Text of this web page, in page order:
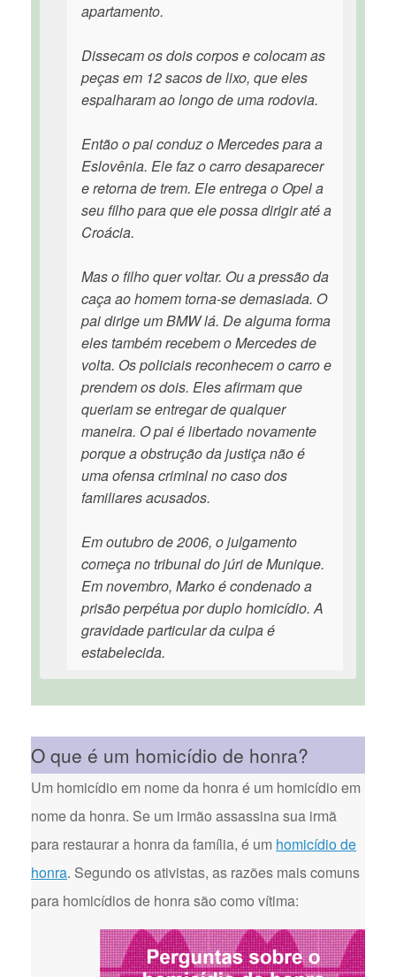
apartamento.
Dissecam os dois corpos e colocam as
peças em 12 sacos de lixo, que eles
espalharam ao longo de uma rodovia.
Então o pai conduz o Mercedes para a
Eslovênia. Ele faz o carro desaparecer
e retorna de trem. Ele entrega o Opel a
seu filho para que ele possa dirigir até a
Croácia.
Mas o filho quer voltar. Ou a pressão da
caça ao homem torna-se demasiada. O
pai dirige um BMW lá. De alguma forma
eles também recebem o Mercedes de
volta. Os policiais reconhecem o carro e
prendem os dois. Eles afirmam que
queriam se entregar de qualquer
maneira. O pai é libertado novamente
porque a obstrução da justiça não é
uma ofensa criminal no caso dos
familiares acusados.
Em outubro de 2006, o julgamento
começa no tribunal do júri de Munique.
Em novembro, Marko é condenado a
prisão perpétua por duplo homicídio. A
gravidade particular da culpa é
estabelecida.
O que é um homicídio de honra?
Um homicídio em nome da honra é um homicídio em
nome da honra. Se um irmão assassina sua irmã
para restaurar a honra da família, é um homicídio de
honra. Segundo os ativistas, as razões mais comuns
para homicídios de honra são como vítima: